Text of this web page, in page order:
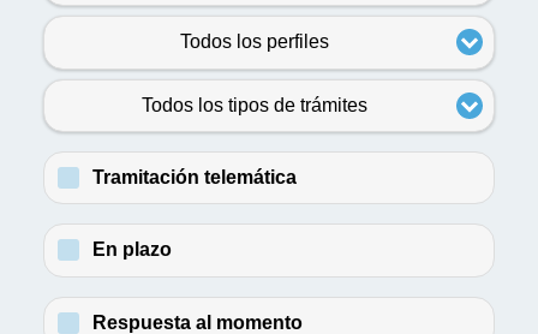
Todos los perfiles
Todos los tipos de trámites
Tramitación telemática
En plazo
Respuesta al momento